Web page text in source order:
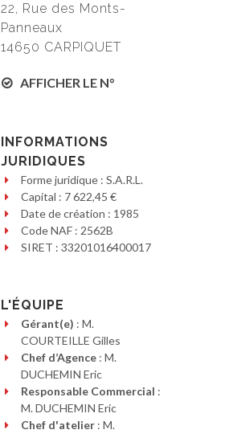
22, Rue des Monts-
Panneaux
14650 CARPIQUET
AFFICHER LE N°
INFORMATIONS
JURIDIQUES
Forme juridique : S.A.R.L.
Capital : 7 622,45 €
Date de création : 1985
Code NAF : 2562B
SIRET : 33201016400017
L'ÉQUIPE
Gérant(e) : M.
COURTEILLE Gilles
Chef d’Agence: M.
DUCHEMIN Eric
Responsable Commercial :
M. DUCHEMIN Eric
Chef d'atelier: M.